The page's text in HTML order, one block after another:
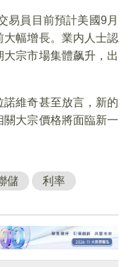
易員目前預計美國9月
幅增長。業内人士認
宗市場集體飙升，出
維奇甚至放言，新的
大宗價格將面臨新一
儲 利率